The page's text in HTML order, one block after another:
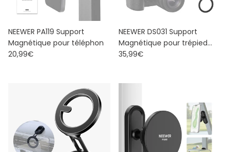
NEEWER PA119 Support
Magnétique pour téléphon
Prix habituel
20,99€
NEEWER DS031 Support
Magnétique pour trépied
téléphone
Prix habituel
35,99€